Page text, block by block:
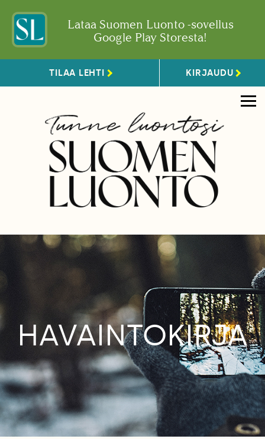
Lataa Suomen Luonto -sovellus
Google Play Storesta!
TILAA LEHTI KIRJAUDU
HAVAINTOKIRJA